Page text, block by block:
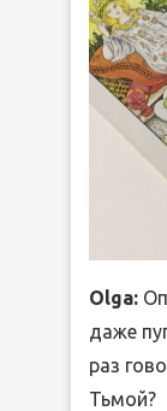
Olga:
даже
раз
Тьмой?